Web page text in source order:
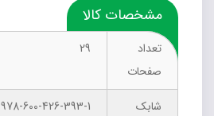
مشخصات کالا
تعداد
صفحات
29
شابک
978-600-426-393-1